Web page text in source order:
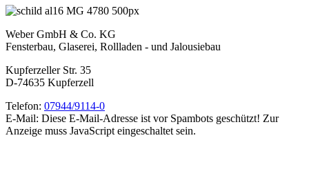
Weber GmbH & Co. KG
Fensterbau, Glaserei, Rollladen - und Jalousiebau
Kupferzeller Str. 35
D-74635 Kupferzell
Telefon: 07944/9114-0
E-Mail: Diese E-Mail-Adresse ist vor Spambots geschützt! Zur
Anzeige muss JavaScript eingeschaltet sein.